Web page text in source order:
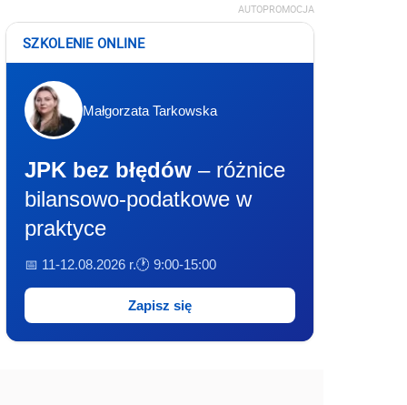
AUTOPROMOCJA
SZKOLENIE ONLINE
Małgorzata Tarkowska
JPK bez błędów – różnice
bilansowo-podatkowe w
praktyce
📅 11-12.08.2026 r.🕐 9:00-15:00
Zapisz się